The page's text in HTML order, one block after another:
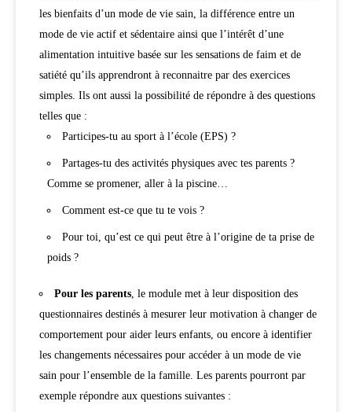
les bienfaits d’un mode de vie sain, la différence entre un
mode de vie actif et sédentaire ainsi que l’intérêt d’une
alimentation intuitive basée sur les sensations de faim et de
satiété qu’ils apprendront à reconnaitre par des exercices
simples. Ils ont aussi la possibilité de répondre à des questions
telles que :
Participes-tu au sport à l’école (EPS) ?
Partages-tu des activités physiques avec tes parents ?
Comme se promener, aller à la piscine…
Comment est-ce que tu te vois ?
Pour toi, qu’est ce qui peut être à l’origine de ta prise de
poids ?
Pour les parents , le module met à leur disposition des
questionnaires destinés à mesurer leur motivation à changer de
comportement pour aider leurs enfants, ou encore à identifier
les changements nécessaires pour accéder à un mode de vie
sain pour l’ensemble de la famille. Les parents pourront par
exemple répondre aux questions suivantes :